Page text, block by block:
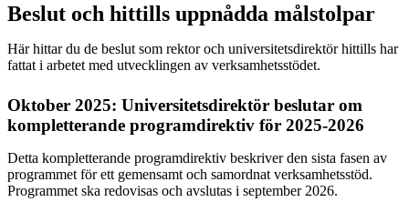
Beslut och hittills uppnådda målstolpar
Här hittar du de beslut som rektor och universitetsdirektör hittills har
fattat i arbetet med utvecklingen av verksamhetsstödet.
Oktober 2025: Universitetsdirektör beslutar om
kompletterande programdirektiv för 2025-2026
Detta kompletterande programdirektiv beskriver den sista fasen av
programmet för ett gemensamt och samordnat verksamhetsstöd.
Programmet ska redovisas och avslutas i september 2026.